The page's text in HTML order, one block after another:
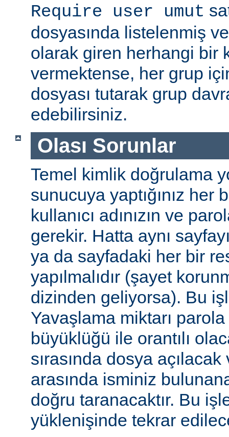
Require user umut
dosyasında listelenmiş
olarak giren herhangi bir
vermektense, her grup
dosyası tutarak grup
edebilirsiniz.
Olası Sorunlar
Temel kimlik doğrulama
sunucuya yaptığınız her
kullanıcı adınızın ve
gerekir. Hatta aynı
ya da sayfadaki her bir
yapılmalıdır (şayet
dizinden geliyorsa). Bu
Yavaşlama miktarı parola
büyüklüğü ile orantılı
sırasında dosya açılacak
arasında isminiz
doğru taranacaktır. Bu
yüklenişinde tekrar